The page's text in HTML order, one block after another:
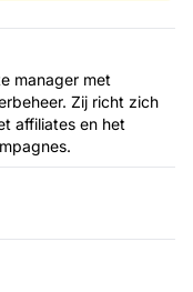
manager met
Zij richt zich
affiliates en het